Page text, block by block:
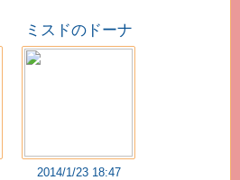
ミスドのドーナ
ツ食いたい←
2014/1/23 18:47